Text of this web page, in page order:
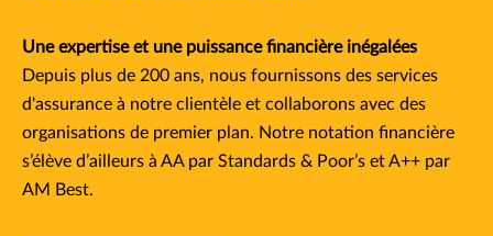
Une expertise et une puissance financière inégalées
Depuis plus de 200 ans, nous fournissons des services
d'assurance à notre clientèle et collaborons avec des
organisations de premier plan. Notre notation financière
s’élève d’ailleurs à AA par Standards & Poor’s et A++ par
AM Best.​